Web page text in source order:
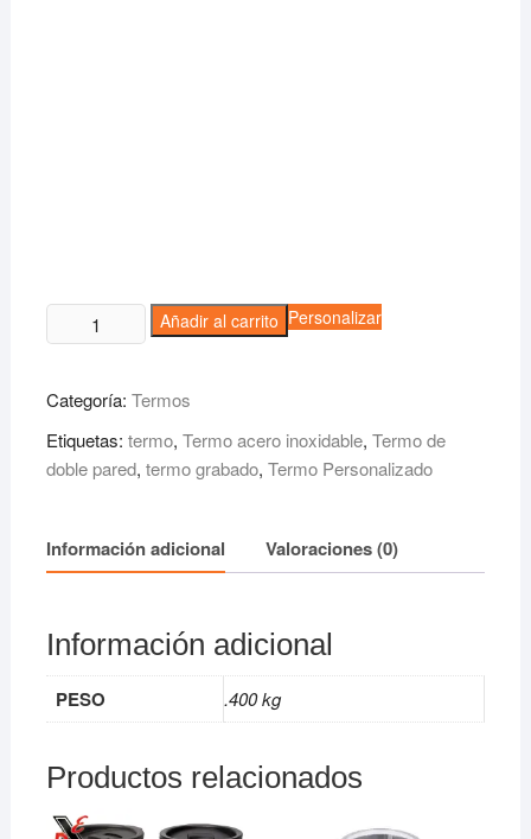
Termo
Amiens
Añadir al carrito Personalizar
Categoría: Termos
Etiquetas: termo, Termo acero inoxidable, Termo de
doble pared, termo grabado, Termo Personalizado
Información adicional Valoraciones (0)
Información adicional
PESO .400 kg
Productos relacionados